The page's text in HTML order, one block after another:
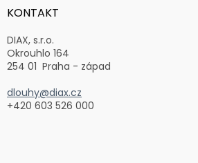
aKONTAKT
DIAX, s.r.o.
Okrouhlo 164
254 01 Praha - západ
dlouhy@diax.cz
+420 603 526 000